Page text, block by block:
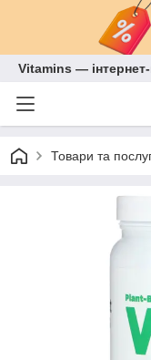
Vitamins — інтернет-
Товари та